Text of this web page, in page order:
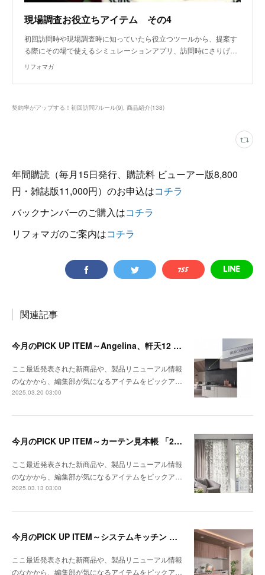
現場調査お役立ちアイテム その4
初回訪問時や現場調査時に知っていたら役立つツールから、提案す
る際にその場で使えるシミュレーションアプリ、訪問時にさりげ…
リフォマガ
契約率がアップする！初回訪問7ルール(9) 商品紹介(138)
年間購読（毎月15日発行、購読料 ビューアー版8,800
円・雑誌版11,000円）のお申込はコチラ
バックナンバーのご購入はコチラ
リフォマガのご案内はコチラ
関連記事
今月のPICK UP ITEM～Angelina、軒天12 トリスタ
ここ最近発表された新商品や、製品リニューアル情報
のなかから、編集部が気になるアイテムをピックア…
2025.03.20 03:00
今月のPICK UP ITEM～カーテン見本帳 「2024-2028 ストリングス」、『RIVIERA TILE COLLECTION 2024-2025 LINEUP CATALOGUE VOL.2
ここ最近発表された新商品や、製品リニューアル情報
のなかから、編集部が気になるアイテムをピックア…
2025.03.13 03:00
今月のPICK UP ITEM～システムキッチン クルート、エコキュート CHP-E37LUX1／ES46LUX1
ここ最近発表された新商品や、製品リニューアル情報
のなかから、編集部が気になるアイテムをピックア…